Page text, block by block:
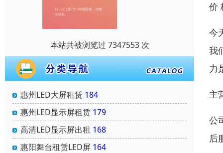
本站共被浏览过 7347553 次
惠州LED大屏租赁 184
惠州LED显示屏租赁 179
高清LED显示屏出租 168
惠阳舞台租赁LED屏 164
价
今
我
力
主
公
后